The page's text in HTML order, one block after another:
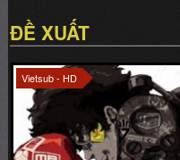
ĐỀ XUẤT
Vietsub - HD